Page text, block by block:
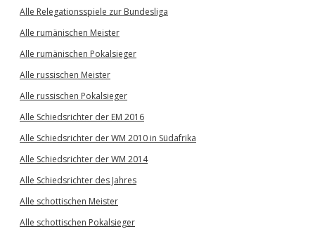
Alle Relegationsspiele zur Bundesliga
Alle rumänischen Meister
Alle rumänischen Pokalsieger
Alle russischen Meister
Alle russischen Pokalsieger
Alle Schiedsrichter der EM 2016
Alle Schiedsrichter der WM 2010 in Südafrika
Alle Schiedsrichter der WM 2014
Alle Schiedsrichter des Jahres
Alle schottischen Meister
Alle schottischen Pokalsieger